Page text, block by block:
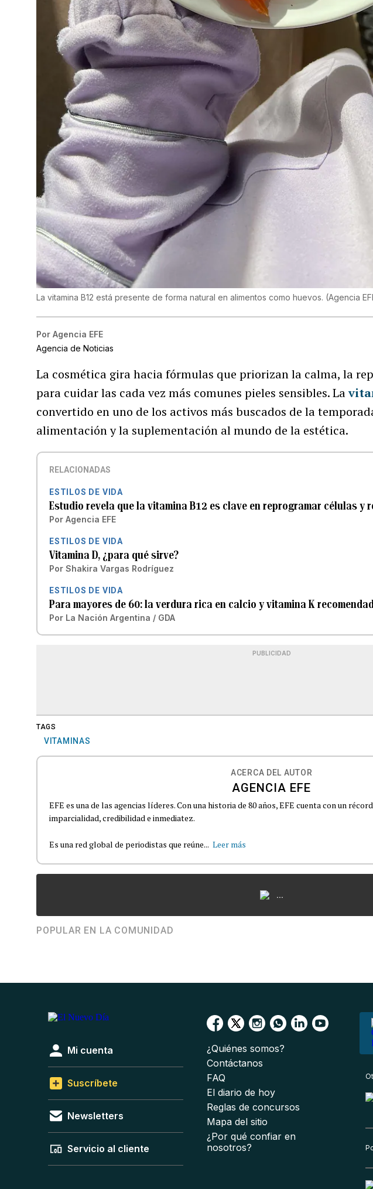
La vitamina B12 está presente de forma natural en alimentos como huevos. (Agencia
Por Agencia EFE
Agencia de Noticias
La cosmética gira hacia fórmulas que priorizan la calma, la
para cuidar las cada vez más comunes pieles sensibles. La
convertido en uno de los activos más buscados de la
alimentación y la suplementación al mundo de la estética.
RELACIONADAS
ESTILOS DE VIDA
Estudio revela que la vitamina B12 es clave en reprogramar células y
Por Agencia EFE
ESTILOS DE VIDA
Vitamina D, ¿para qué sirve?
Por Shakira Vargas Rodríguez
ESTILOS DE VIDA
Para mayores de 60: la verdura rica en calcio y vitamina K
Por La Nación Argentina / GDA
PUBLICIDAD
TAGS
VITAMINAS
ACERCA DEL AUTOR
AGENCIA EFE
EFE es una de las agencias líderes. Con una historia de 80 años, EFE cuenta con un
imparcialidad, credibilidad e inmediatez.
Es una red global de periodistas que reúne... Leer más
...
POPULAR EN LA COMUNIDAD
Mi cuenta
Suscríbete
Newsletters
Servicio al cliente
¿Quiénes somos?
Contáctanos
FAQ
El diario de hoy
Reglas de concursos
Mapa del sitio
¿Por qué confiar en
nosotros?